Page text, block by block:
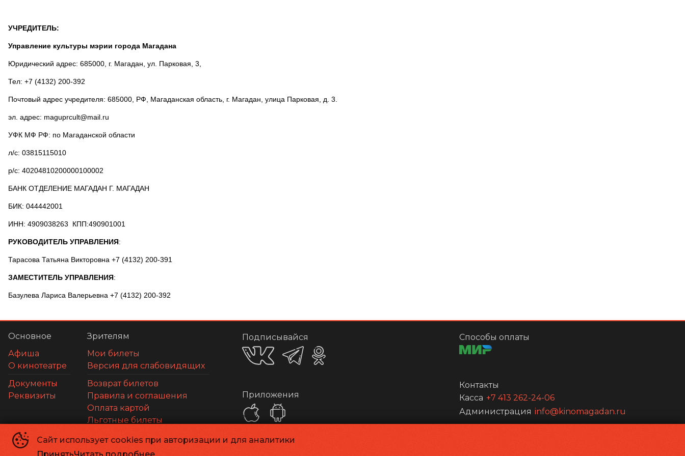
УЧРЕДИТЕЛЬ:
Управление культуры мэрии города Магадана
Юридический адрес: 685000, г. Магадан, ул. Парковая, 3,
Тел: +7 (4132) 200-392
Почтовый адрес учредителя: 685000, РФ, Магаданская область, г. Магадан, улица Парковая, д. 3.
эл. адрес: maguprcult@mail.ru
УФК МФ РФ: по Магаданской области
л/с: 03815115010
р/с: 40204810200000100002
БАНК ОТДЕЛЕНИЕ МАГАДАН Г. МАГАДАН
БИК: 044442001
ИНН: 4909038263 КПП:490901001
РУКОВОДИТЕЛЬ УПРАВЛЕНИЯ:
Тарасова Татьяна Викторовна +7 (4132) 200-391
ЗАМЕСТИТЕЛЬ УПРАВЛЕНИЯ:
Базулева Лариса Валерьевна +7 (4132) 200-392
Сайт использует cookies при авторизации и для аналитики
Основное
Афиша
О кинотеатре
Документы
Реквизиты
Зрителям
Мои билеты
Версия для слабовидящих
Возврат билетов
Правила и соглашения
Оплата картой
Льготные билеты
Подписывайся
Приложения
Способы оплаты
Контакты
Касса +7 413 262-24-06
Администрация info@kinomagadan.ru
МАУК г. Магадана «Кинотеатр «Горняк»© 1948-